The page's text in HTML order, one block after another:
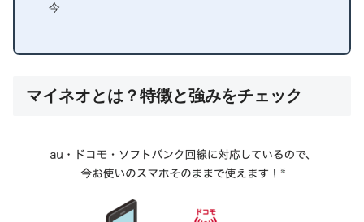
今
マイネオとは？特徴と強みをチェック